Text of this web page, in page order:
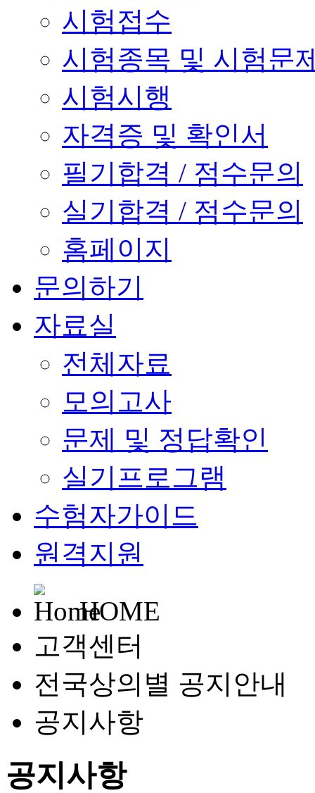
시험접수
시험종목 및 시험문
시험시행
자격증 및 확인서
필기합격 / 점수문의
실기합격 / 점수문의
홈페이지
문의하기
자료실
전체자료
모의고사
문제 및 정답확인
실기프로그램
수험자가이드
원격지원
HOME
고객센터
전국상의별 공지안내
공지사항
공지사항